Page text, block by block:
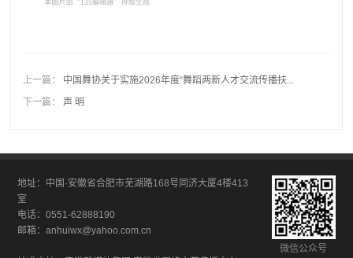
上一篇： 中国舞协关于实施2026年度“舞蹈两新人才交流传播扶...
下一篇： 声 明
地址：中国·安徽省合肥市芜湖路168号同济大厦4楼413
室
电话：0551-62888190
邮箱：anhuiwx@yahoo.com.cn
微信公众号